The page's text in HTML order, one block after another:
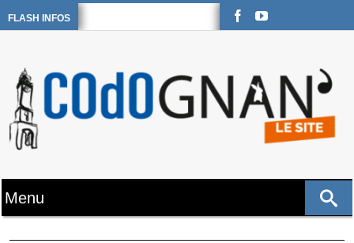
FLASH INFOS